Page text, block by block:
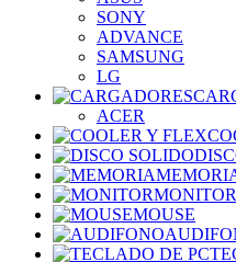
SONY
ADVANCE
SAMSUNG
LG
ACER
MONITOR
MOUSE